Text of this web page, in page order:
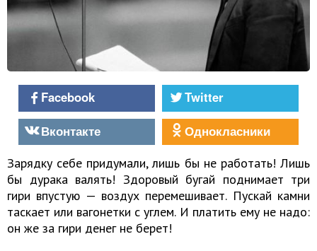
Facebook
Twitter
Вконтакте
Однокласники
Зарядку себе придумали, лишь бы не работать! Лишь
бы дурака валять! Здоровый бугай поднимает три
гири впустую — воздух перемешивает. Пускай камни
таскает или вагонетки с углем. И платить ему не надо:
он же за гири денег не берет!